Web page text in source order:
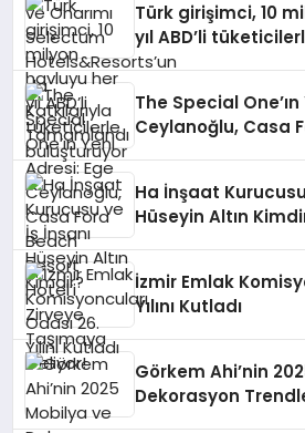
Türk girişimci, 10
yıl ABD’li
The Special
Ceylanoğlu, Casa
Ha İnşaat
Hüseyin Altın
İzmir Emlak
Yılını Kutladı
Görkem Ahi’nin
Dekorasyon